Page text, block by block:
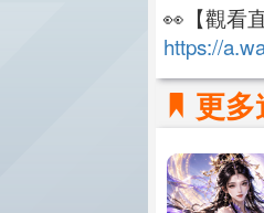
​👀【觀看
https://
更